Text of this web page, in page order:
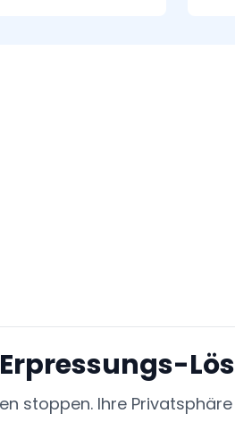
stoppen. Ihre
zurückgewinnen.